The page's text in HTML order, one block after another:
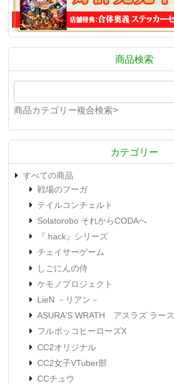
商品検索
商品カテゴリー複合検索>
カテゴリー
すべての商品
戦場のフーガ
テイルコンチェルト
Solatorobo それからCODAへ
『.hack』シリーズ
チェイサーゲーム
しごにんの侍
ケモノプロジェクト
LieN －リアン－
ASURA'S WRATH アスラズ ラース
フルボッコヒーローズX
CC2オリジナル
CC2女子VTuber部
CCチュウ